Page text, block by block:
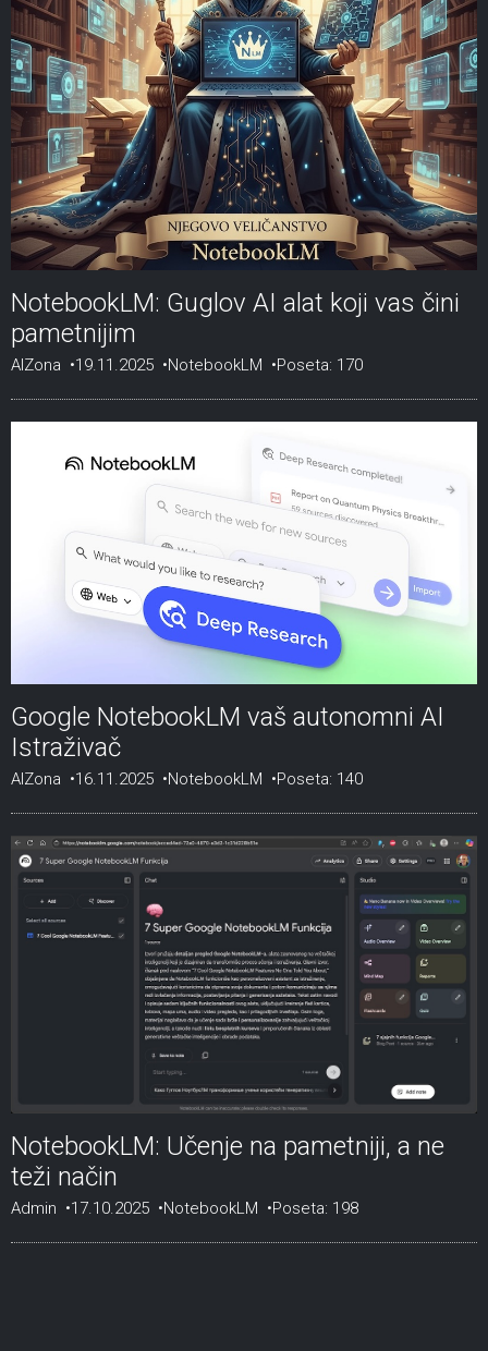
NotebookLM: Guglov AI alat koji vas čini
pametnijim
AIZona 19.11.2025 NotebookLM Poseta: 170
Google NotebookLM vaš autonomni AI
Istraživač
AIZona 16.11.2025 NotebookLM Poseta: 140
NotebookLM: Učenje na pametniji, a ne
teži način
Admin 17.10.2025 NotebookLM Poseta: 198